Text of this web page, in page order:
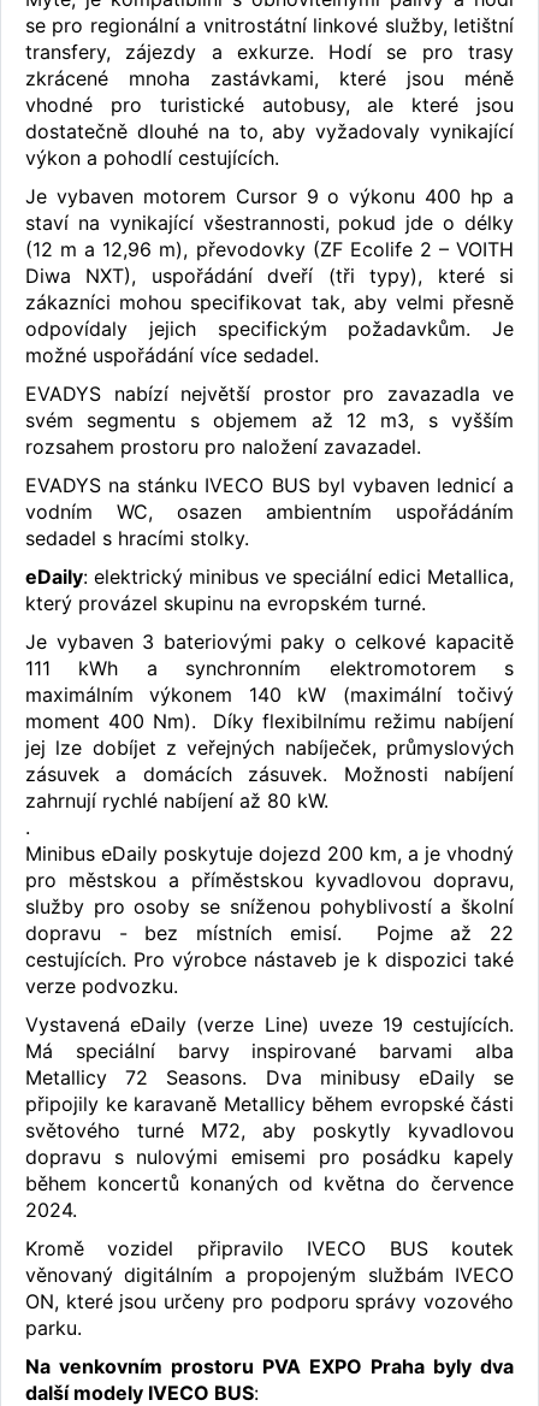
se pro regionální a vnitrostátní linkové služby, letištní
transfery, zájezdy a exkurze. Hodí se pro trasy
zkrácené mnoha zastávkami, které jsou méně
vhodné pro turistické autobusy, ale které jsou
dostatečně dlouhé na to, aby vyžadovaly vynikající
výkon a pohodlí cestujících.
Je vybaven motorem Cursor 9 o výkonu 400 hp a
staví na vynikající všestrannosti, pokud jde o délky
(12 m a 12,96 m), převodovky (ZF Ecolife 2 – VOITH
Diwa NXT), uspořádání dveří (tři typy), které si
zákazníci mohou specifikovat tak, aby velmi přesně
odpovídaly jejich specifickým požadavkům. Je
možné uspořádání více sedadel.
EVADYS nabízí největší prostor pro zavazadla ve
svém segmentu s objemem až 12 m3, s vyšším
rozsahem prostoru pro naložení zavazadel.
EVADYS na stánku IVECO BUS byl vybaven lednicí a
vodním WC, osazen ambientním uspořádáním
sedadel s hracími stolky.
eDaily: elektrický minibus ve speciální edici Metallica,
který provázel skupinu na evropském turné.
Je vybaven 3 bateriovými paky o celkové kapacitě
111 kWh a synchronním elektromotorem s
maximálním výkonem 140 kW (maximální točivý
moment 400 Nm). Díky flexibilnímu režimu nabíjení
jej lze dobíjet z veřejných nabíječek, průmyslových
zásuvek a domácích zásuvek. Možnosti nabíjení
zahrnují rychlé nabíjení až 80 kW.
.
Minibus eDaily poskytuje dojezd 200 km, a je vhodný
pro městskou a příměstskou kyvadlovou dopravu,
služby pro osoby se sníženou pohyblivostí a školní
dopravu - bez místních emisí. Pojme až 22
cestujících. Pro výrobce nástaveb je k dispozici také
verze podvozku.
Vystavená eDaily (verze Line) uveze 19 cestujících.
Má speciální barvy inspirované barvami alba
Metallicy 72 Seasons. Dva minibusy eDaily se
připojily ke karavaně Metallicy během evropské části
světového turné M72, aby poskytly kyvadlovou
dopravu s nulovými emisemi pro posádku kapely
během koncertů konaných od května do července
2024.
Kromě vozidel připravilo IVECO BUS koutek
věnovaný digitálním a propojeným službám IVECO
ON, které jsou určeny pro podporu správy vozového
parku.
Na venkovním prostoru PVA EXPO Praha byly dva
další modely IVECO BUS: